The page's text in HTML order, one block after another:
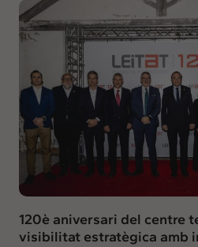
120è aniversari del centre
visibilitat estratègica amb